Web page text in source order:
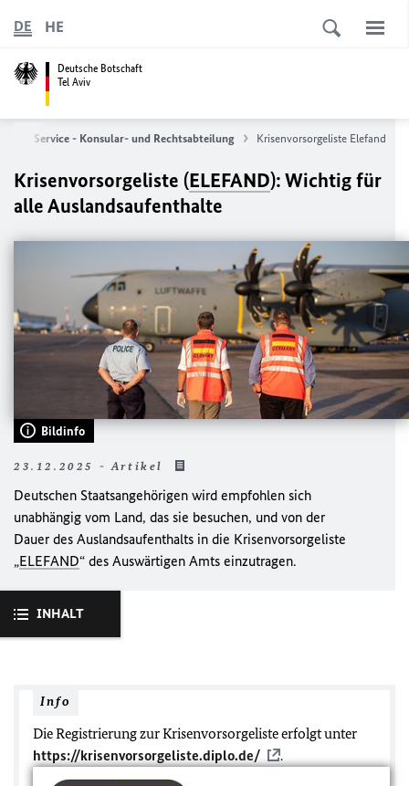
Deutsche Botschaft
Tel Aviv
DE HE
Service - Konsular- und Rechtsabteilung Krisenvorsorgeliste Elefand
Krisenvorsorgeliste (ELEFAND): Wichtig für
alle Auslandsaufenthalte
Bildinfo
23.12.2025 - Artikel
Deutschen Staatsangehörigen wird empfohlen sich
unabhängig vom Land, das sie besuchen, und von der
Dauer des Auslandsaufenthalts in die Krisenvorsorgeliste
„ELEFAND“ des Auswärtigen Amts einzutragen.
INHALT
Info
Die Registrierung zur Krisenvorsorgeliste erfolgt unter
https://krisenvorsorgeliste.diplo.de/
.